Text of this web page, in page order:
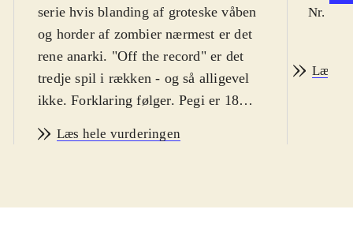
serie hvis blanding af groteske våben
og horder af zombier nærmest er det
rene anarki. "Off the record" er det
tredje spil i rækken - og så alligevel
ikke. Forklaring følger. Pegi er 18
sådan karakter at spillet fint går som
med Dead rising 2. Dog er 2'erens
Læs hele vurderingen
Nr.
Læs